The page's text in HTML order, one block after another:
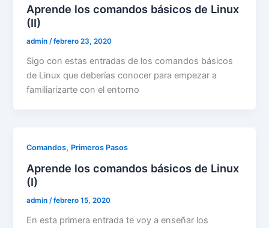
Aprende los comandos básicos de Linux
(II)
admin /febrero 23, 2020
Sigo con estas entradas de los comandos básicos
de Linux que deberías conocer para empezar a
familiarizarte con el entorno
Comandos, Primeros Pasos
Aprende los comandos básicos de Linux
(I)
admin/febrero 15, 2020
En esta primera entrada te voy a enseñar los